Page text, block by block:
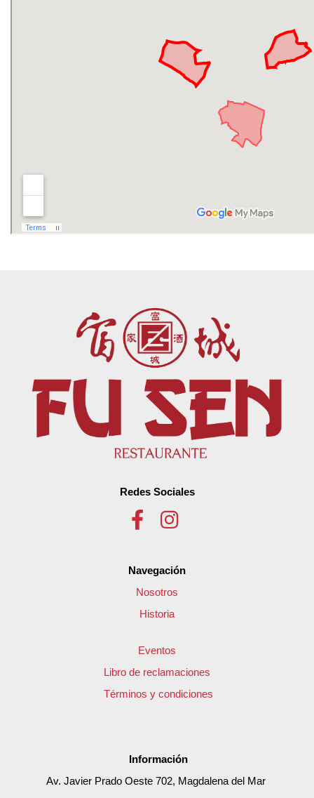
Redes Sociales
Navegación
Nosotros
Historia
Eventos
Libro de reclamaciones
Términos y condiciones
Información
Av. Javier Prado Oeste 702, Magdalena del Mar